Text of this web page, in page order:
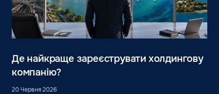
Де найкраще зареєструвати холдингову
компанію?
20 Червня 2026